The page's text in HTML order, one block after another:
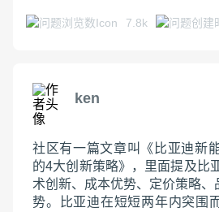
7.8k
ken
社区有一篇文章叫《比亚迪新
的4大创新策略》，里面提及比
术创新、成本优势、定价策略、
势。比亚迪在短短两年内突围